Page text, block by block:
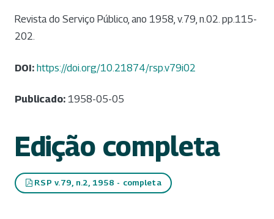
Revista do Serviço Público, ano 1958, v.79, n.02. pp.115-
202.
DOI: https://doi.org/10.21874/rsp.v79i02
Publicado: 1958-05-05
Edição completa
RSP v.79, n.2, 1958 - completa